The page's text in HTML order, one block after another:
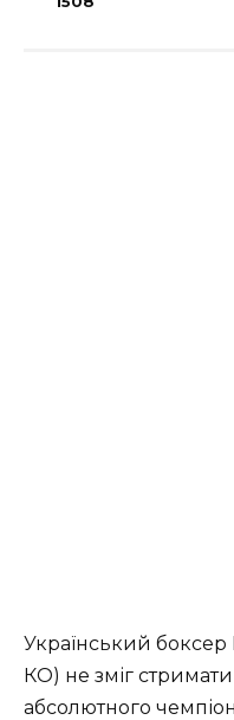
Український боксер
КО) не зміг стримати
абсолютного